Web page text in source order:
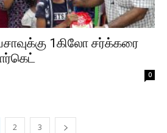
1கிலோ சர்க்கரை
0
2 3